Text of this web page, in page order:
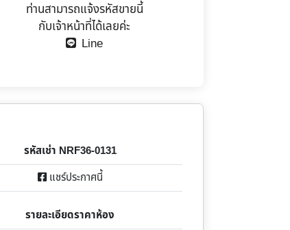
ท่านสามารถแจ้งรหัสขายนี้
กับเจ้าหน้าที่ได้เลยค่ะ
Line
รหัสเช่า NRF36-0131
แชร์ประกาศนี้
รายละเอียดราคาห้อง